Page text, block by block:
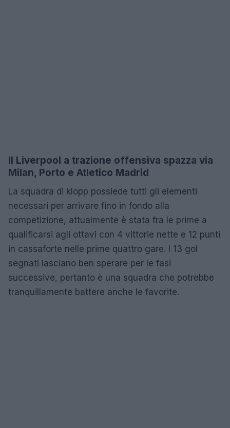
Il Liverpool a trazione offensiva spazza via
Milan, Porto e Atletico Madrid
La squadra di klopp possiede tutti gli elementi
necessari per arrivare fino in fondo alla
competizione, attualmente è stata fra le prime a
qualificarsi agli ottavi con 4 vittorie nette e 12 punti
in cassaforte nelle prime quattro gare. I 13 gol
segnati lasciano ben sperare per le fasi
successive, pertanto è una squadra che potrebbe
tranquillamente battere anche le favorite.